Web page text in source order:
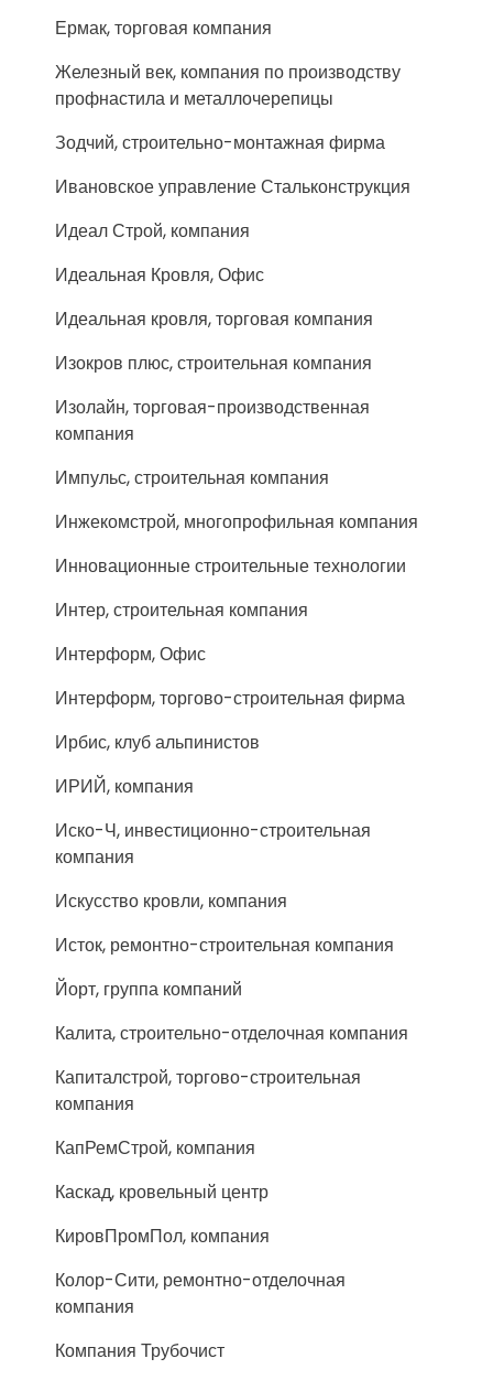
Ермак, торговая компания
Железный век, компания по производству
профнастила и металлочерепицы
Зодчий, строительно-монтажная фирма
Ивановское управление Стальконструкция
Идеал Строй, компания
Идеальная Кровля, Офис
Идеальная кровля, торговая компания
Изокров плюс, строительная компания
Изолайн, торговая-производственная
компания
Импульс, строительная компания
Инжекомстрой, многопрофильная компания
Инновационные строительные технологии
Интер, строительная компания
Интерформ, Офис
Интерформ, торгово-строительная фирма
Ирбис, клуб альпинистов
ИРИЙ, компания
Иско-Ч, инвестиционно-строительная
компания
Искусство кровли, компания
Исток, ремонтно-строительная компания
Йорт, группа компаний
Калита, строительно-отделочная компания
Капиталстрой, торгово-строительная
компания
КапРемСтрой, компания
Каскад, кровельный центр
КировПромПол, компания
Колор-Сити, ремонтно-отделочная
компания
Компания Трубочист